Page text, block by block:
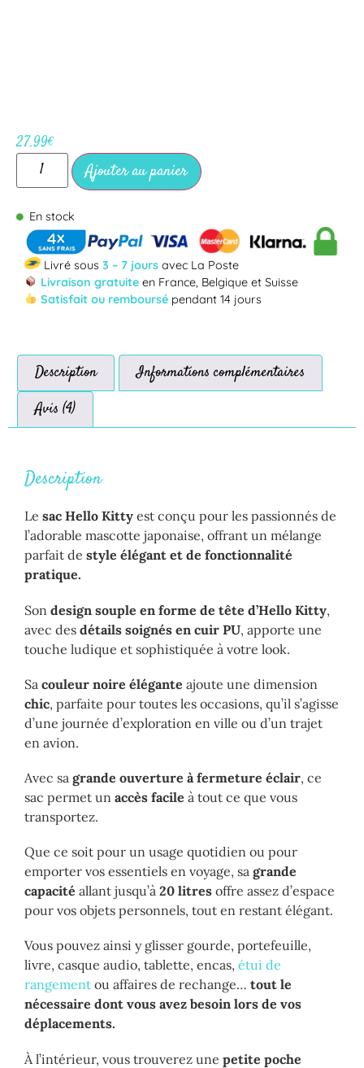
27.99€
Ajouter au panier
En stock
Livré sous 3 – 7 jours avec La Poste
Livraison gratuite en France, Belgique et Suisse
Satisfait ou remboursé pendant 14 jours
Description
Informations complémentaires
Avis (4)
Description
Le sac Hello Kitty est conçu pour les passionnés de
l’adorable mascotte japonaise, offrant un mélange
parfait de style élégant et de fonctionnalité
pratique.
Son design souple en forme de tête d’Hello Kitty,
avec des détails soignés en cuir PU, apporte une
touche ludique et sophistiquée à votre look.
Sa couleur noire élégante ajoute une dimension
chic, parfaite pour toutes les occasions, qu’il s’agisse
d’une journée d’exploration en ville ou d’un trajet
en avion.
Avec sa grande ouverture à fermeture éclair, ce
sac permet un accès facile à tout ce que vous
transportez.
Que ce soit pour un usage quotidien ou pour
emporter vos essentiels en voyage, sa grande
capacité allant jusqu’à 20 litres offre assez d’espace
pour vos objets personnels, tout en restant élégant.
Vous pouvez ainsi y glisser gourde, portefeuille,
livre, casque audio, tablette, encas, étui de
rangement ou affaires de rechange… tout le
nécessaire dont vous avez besoin lors de vos
déplacements.
À l’intérieur, vous trouverez une petite poche